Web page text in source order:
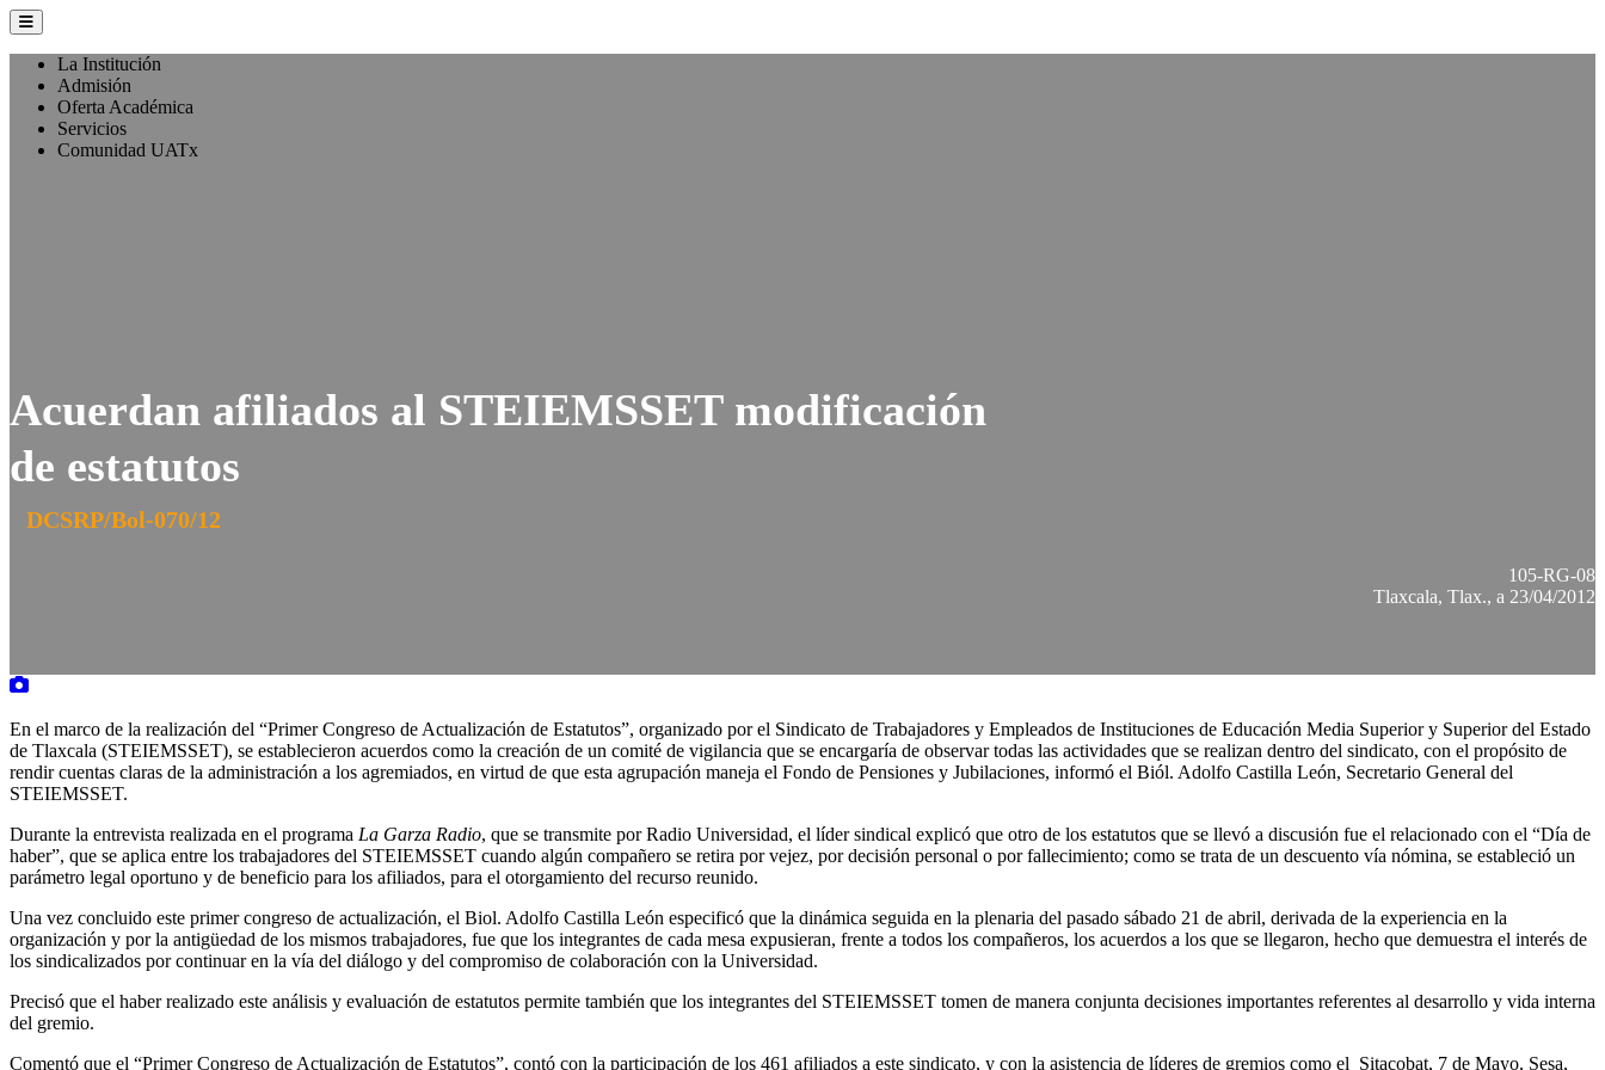
La Institución
Admisión
Oferta Académica
Servicios
Comunidad UATx
Acuerdan afiliados al STEIEMSSET modificación
de estatutos
DCSRP/Bol-070/12
105-RG-08
Tlaxcala, Tlax., a 23/04/2012
En el marco de la realización del “Primer Congreso de Actualización de Estatutos”, organizado por el Sindicato de Trabajadores y Empleados de Instituciones de Educación Media Superior y Superior del Estado
de Tlaxcala (STEIEMSSET), se establecieron acuerdos como la creación de un comité de vigilancia que se encargaría de observar todas las actividades que se realizan dentro del sindicato, con el propósito de
rendir cuentas claras de la administración a los agremiados, en virtud de que esta agrupación maneja el Fondo de Pensiones y Jubilaciones, informó el Biól. Adolfo Castilla León, Secretario General del
STEIEMSSET.
Durante la entrevista realizada en el programa La Garza Radio, que se transmite por Radio Universidad, el líder sindical explicó que otro de los estatutos que se llevó a discusión fue el relacionado con el “Día de
haber”, que se aplica entre los trabajadores del STEIEMSSET cuando algún compañero se retira por vejez, por decisión personal o por fallecimiento; como se trata de un descuento vía nómina, se estableció un
parámetro legal oportuno y de beneficio para los afiliados, para el otorgamiento del recurso reunido.
Una vez concluido este primer congreso de actualización, el Biol. Adolfo Castilla León especificó que la dinámica seguida en la plenaria del pasado sábado 21 de abril, derivada de la experiencia en la
organización y por la antigüedad de los mismos trabajadores, fue que los integrantes de cada mesa expusieran, frente a todos los compañeros, los acuerdos a los que se llegaron, hecho que demuestra el interés de
los sindicalizados por continuar en la vía del diálogo y del compromiso de colaboración con la Universidad.
Precisó que el haber realizado este análisis y evaluación de estatutos permite también que los integrantes del STEIEMSSET tomen de manera conjunta decisiones importantes referentes al desarrollo y vida interna
del gremio.
Comentó que el “Primer Congreso de Actualización de Estatutos”, contó con la participación de los 461 afiliados a este sindicato, y con la asistencia de líderes de gremios como el Sitacobat, 7 de Mayo, Sesa,